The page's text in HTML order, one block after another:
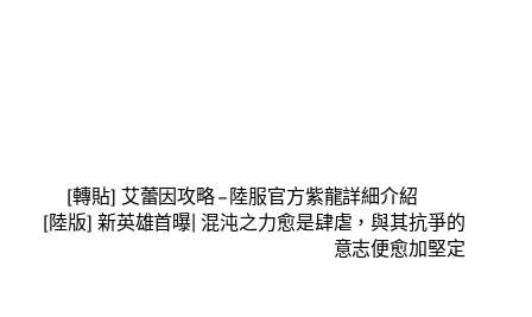
[轉貼] 艾蕾因攻略 – 陸服官方紫龍詳細介紹
[陸版] 新英雄首曝| 混沌之力愈是肆虐，與其抗爭的
意志便愈加堅定